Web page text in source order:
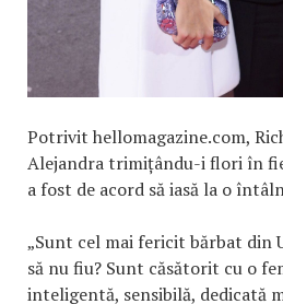
Potrivit hellomagazine.com,
Alejandra trimițându-i flori în
a fost de acord să iasă la o
„Sunt cel mai fericit bărbat din
să nu fiu? Sunt căsătorit cu o
inteligentă, sensibilă, dedicată